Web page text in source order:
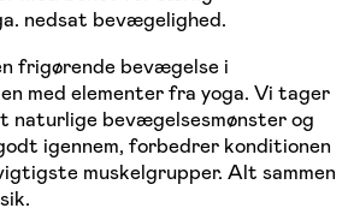
nedsat bevægelighed.
frigørende bevægelse i
med elementer fra yoga. Vi tager
naturlige bevægelsesmønster og
igennem, forbedrer konditionen
muskelgrupper. Alt sammen